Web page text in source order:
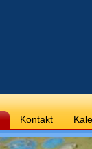
Kontakt